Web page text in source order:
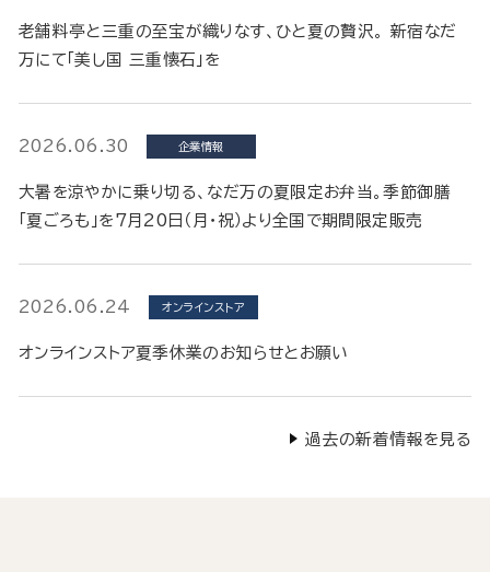
老舗料亭と三重の至宝が織りなす、ひと夏の贅沢。 新宿なだ
万にて「美し国 三重懐石」を
2026.06.30 企業情報
大暑を涼やかに乗り切る、なだ万の夏限定お弁当。季節御膳
「夏ごろも」を7月20日（月・祝）より全国で期間限定販売
2026.06.24 オンラインストア
オンラインストア夏季休業のお知らせとお願い
過去の新着情報を見る